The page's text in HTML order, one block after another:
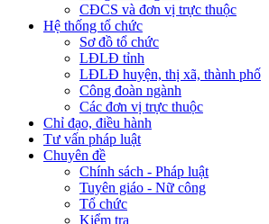
CĐCS và đơn vị trực thuộc
Hệ thống tổ chức
Sơ đồ tổ chức
LĐLĐ tỉnh
LĐLĐ huyện, thị xã, thành phố
Công đoàn ngành
Các đơn vị trực thuộc
Chỉ đạo, điều hành
Tư vấn pháp luật
Chuyên đề
Chính sách - Pháp luật
Tuyên giáo - Nữ công
Tổ chức
Kiểm tra